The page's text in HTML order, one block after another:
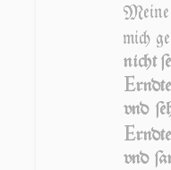
Meine
mich
nicht
E
vnd
E
vnd